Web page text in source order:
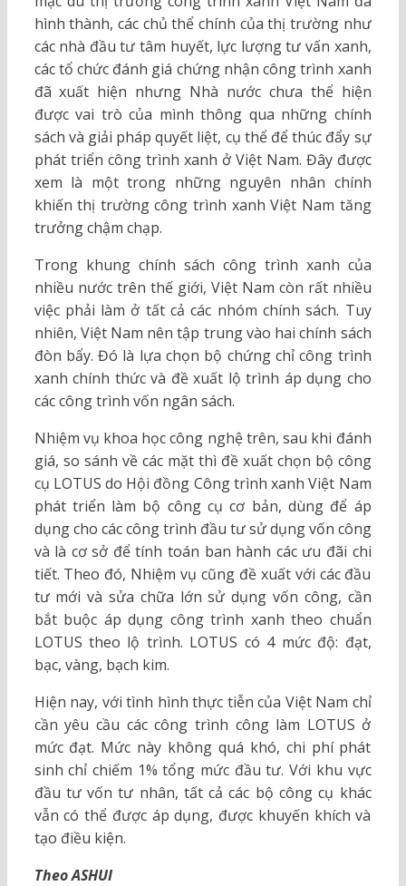
hình thành, các chủ thể chính của thị trường như
các nhà đầu tư tâm huyết, lực lượng tư vấn xanh,
các tổ chức đánh giá chứng nhận công trình xanh
đã xuất hiện nhưng Nhà nước chưa thể hiện
được vai trò của mình thông qua những chính
sách và giải pháp quyết liệt, cụ thể để thúc đẩy sự
phát triển công trình xanh ở Việt Nam. Đây được
xem là một trong những nguyên nhân chính
khiến thị trường công trình xanh Việt Nam tăng
trưởng chậm chạp.
Trong khung chính sách công trình xanh của
nhiều nước trên thế giới, Việt Nam còn rất nhiều
việc phải làm ở tất cả các nhóm chính sách. Tuy
nhiên, Việt Nam nên tập trung vào hai chính sách
đòn bẩy. Đó là lựa chọn bộ chứng chỉ công trình
xanh chính thức và đề xuất lộ trình áp dụng cho
các công trình vốn ngân sách.
Nhiệm vụ khoa học công nghệ trên, sau khi đánh
giá, so sánh về các mặt thì đề xuất chọn bộ công
cụ LOTUS do Hội đồng Công trình xanh Việt Nam
phát triển làm bộ công cụ cơ bản, dùng để áp
dụng cho các công trình đầu tư sử dụng vốn công
và là cơ sở để tính toán ban hành các ưu đãi chi
tiết. Theo đó, Nhiệm vụ cũng đề xuất với các đầu
tư mới và sửa chữa lớn sử dụng vốn công, cần
bắt buộc áp dụng công trình xanh theo chuẩn
LOTUS theo lộ trình. LOTUS có 4 mức độ: đạt,
bạc, vàng, bạch kim.
Hiện nay, với tình hình thực tiễn của Việt Nam chỉ
cần yêu cầu các công trình công làm LOTUS ở
mức đạt. Mức này không quá khó, chi phí phát
sinh chỉ chiếm 1% tổng mức đầu tư. Với khu vực
đầu tư vốn tư nhân, tất cả các bộ công cụ khác
vẫn có thể được áp dụng, được khuyến khích và
tạo điều kiện.
Theo ASHUI